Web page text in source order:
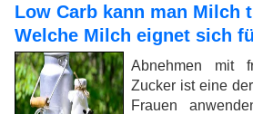
Low Carb kann man Milch
Welche Milch eignet sich
Abnehmen mit
Zucker ist eine
Frauen